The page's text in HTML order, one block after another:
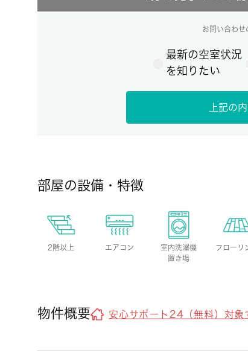
お問い合わせ
最新の空室状況
を知りたい
上記の
部屋の設備・特徴
2階以上 エアコン
室内洗濯機
置き場
フローリ
物件概要 安心サポート24（無料）対象